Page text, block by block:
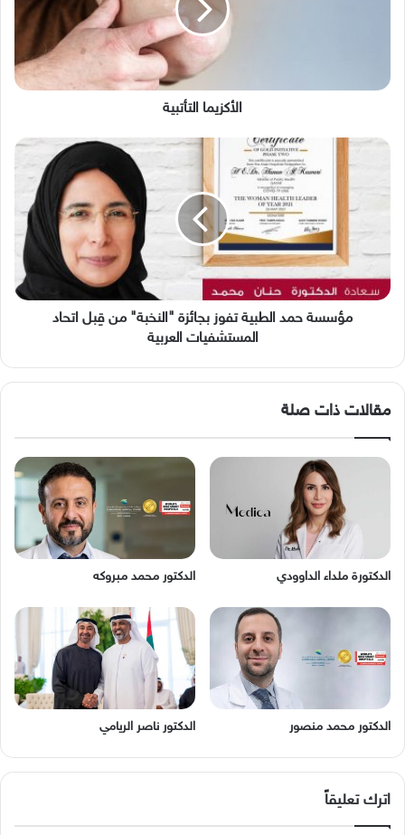
الأكزيما التأتبية
مؤسسة
من
قِبل
اتحاد
المستشفياتمؤسسة حمد الطبية تفوز بجائزة "النخبة" من قِبل اتحاد
المستشفيات العربية
مقالات ذات صلة
الدكتورة ملداء الداوودي الدكتور محمد مبروكه
الدكتور محمد منصور الدكتور ناصر الريامي
اترك تعليقاً